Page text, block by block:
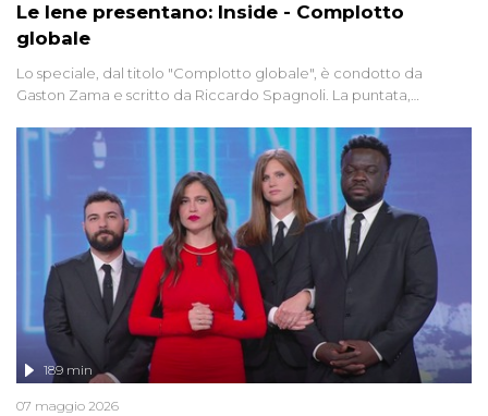
Le Iene presentano: Inside - Complotto
globale
Lo speciale, dal titolo "Complotto globale", è condotto da
Gaston Zama e scritto da Riccardo Spagnoli. La puntata,
racconta l'universo delle narrazioni alternative, dei sospetti
globali e del complottismo che negli ultimi anni hanno invaso
social network, talk show, piazze digitali e immaginario collettivo.
189 min
07 maggio 2026